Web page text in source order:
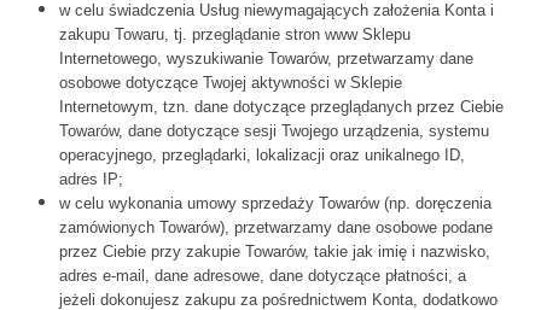
w celu świadczenia Usług niewymagających założenia Konta i
zakupu Towaru, tj. przeglądanie stron www Sklepu
Internetowego, wyszukiwanie Towarów, przetwarzamy dane
osobowe dotyczące Twojej aktywności w Sklepie
Internetowym, tzn. dane dotyczące przeglądanych przez Ciebie
Towarów, dane dotyczące sesji Twojego urządzenia, systemu
operacyjnego, przeglądarki, lokalizacji oraz unikalnego ID,
adres IP;
w celu wykonania umowy sprzedaży Towarów (np. doręczenia
zamówionych Towarów), przetwarzamy dane osobowe podane
przez Ciebie przy zakupie Towarów, takie jak imię i nazwisko,
adres e-mail, dane adresowe, dane dotyczące płatności, a
jeżeli dokonujesz zakupu za pośrednictwem Konta, dodatkowo